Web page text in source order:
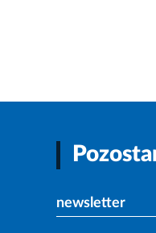
newsletter